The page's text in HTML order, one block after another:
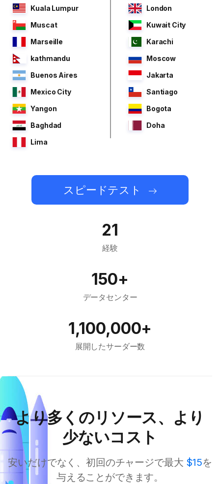
Kuala Lumpur
London
Muscat
Kuwait City
Marseille
Karachi
kathmandu
Moscow
Buenos Aires
Jakarta
Mexico City
Santiago
Yangon
Bogota
Baghdad
Doha
Lima
スピードテスト
21
経験
150+
データセンター
1,100,000+
展開したサーダー数
より多くのリソース、より
少ないコスト
安いだけでなく、初回のチャージで最大 $15を
与えることができます。